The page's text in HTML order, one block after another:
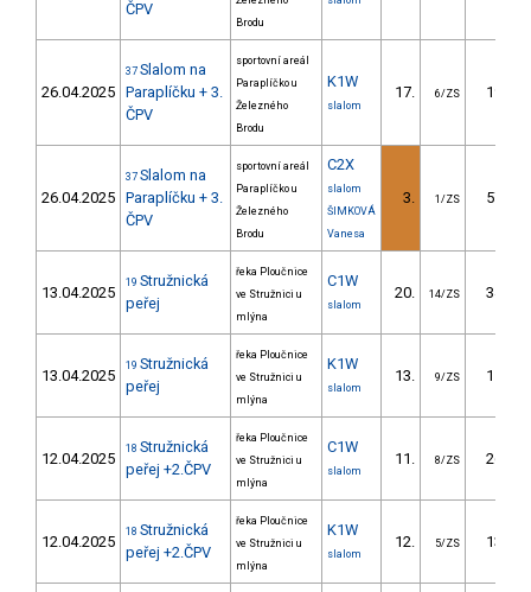
ČPV
Brodu
26.04.2025
37 Slalom na
Paraplíčku + 3.
ČPV
sportovní areál
Paraplíčko u
Železného
Brodu
K1W
slalom
17. 6/ZS 19.10
26.04.2025
37 Slalom na
Paraplíčku + 3.
ČPV
sportovní areál
Paraplíčko u
Železného
Brodu
C2X
slalom
ŠIMKOVÁ
Vanesa
3. 1/ZS 57.80
13.04.2025
19 Stružnická
peřej
řeka Ploučnice
ve Stružnici u
mlýna
C1W
slalom
20. 14/ZS 34.10
13.04.2025
19 Stružnická
peřej
řeka Ploučnice
ve Stružnici u
mlýna
K1W
slalom
13. 9/ZS 11.40
12.04.2025
18 Stružnická
peřej +2.ČPV
řeka Ploučnice
ve Stružnici u
mlýna
C1W
slalom
11. 8/ZS 26.60
12.04.2025
18 Stružnická
peřej +2.ČPV
řeka Ploučnice
ve Stružnici u
mlýna
K1W
slalom
12. 5/ZS 13.80